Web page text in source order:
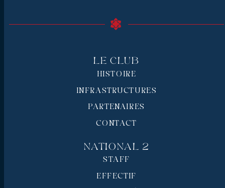
Le Club
HISTOIRE
INFRASTRUCTURES
PARTENAIRES
CONTACT
National 2
STAFF
EFFECTIF